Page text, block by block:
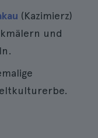
(Kazimierz)
und